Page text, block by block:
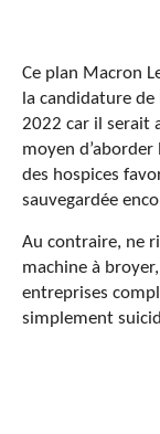
Ce plan Macron
la candidature
2022 car il serait
moyen
des hospices
sauvegardée
Au contraire, ne
machine à
entreprises
simplement